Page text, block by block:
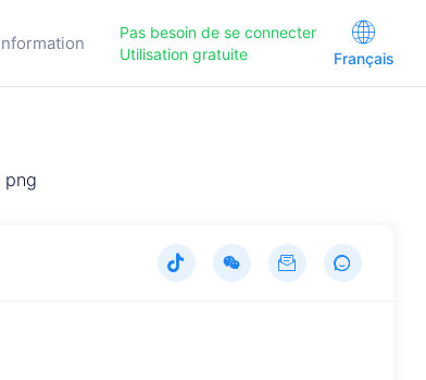
Pas besoin de se connecter
Utilisation gratuite
Français
png